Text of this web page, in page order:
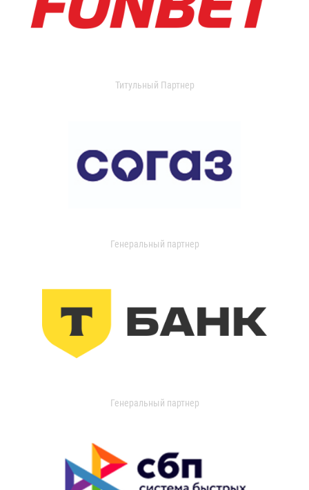
Титульный Партнер
Генеральный партнер
Генеральный партнер